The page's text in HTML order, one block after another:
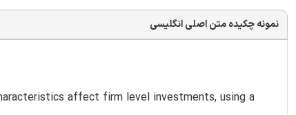
نمونه چکیده متن اصلی انگلیسی
affect firm level investments, using a